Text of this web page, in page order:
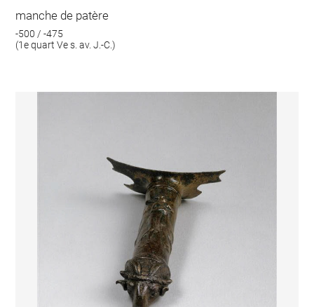
manche de patère
-500 / -475
(1e quart Ve s. av. J.-C.)